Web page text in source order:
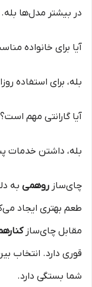
در بیشتر مدل‌ها بله.
آیا برای خانواده
بله، برای استفاده
آیا گارانتی مهم است؟
بله، داشتن
چای‌ساز روهمی به
طعم بهتری ایجاد
مقابل چای‌ساز
قوری دارد. انتخاب
شما بستگی دارد.